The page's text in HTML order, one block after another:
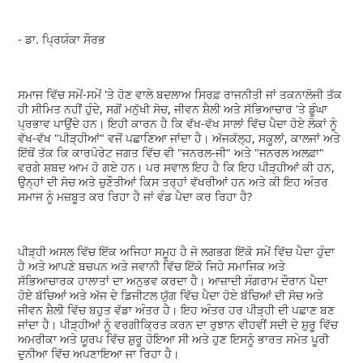
- ਡਾ. ਪ੍ਰਿਯੰਕਾ ਸੌਰਭ
ਸਮਾਜ ਵਿੱਚ ਸਮੇਂ-ਸਮੇਂ 'ਤੇ ਹੋਣ ਵਾਲੇ ਬਦਲਾਅ ਸਿਰਫ਼ ਰਾਜਨੀਤੀ ਜਾਂ ਤਕਨਾਲੋਜੀ ਤੱਕ
ਹੀ ਸੀਮਿਤ ਨਹੀਂ ਹੁੰਦੇ, ਸਗੋਂ ਮਨੁੱਖੀ ਸੋਚ, ਜੀਵਨ ਸ਼ੈਲੀ ਅਤੇ ਸੱਭਿਆਚਾਰ 'ਤੇ ਡੂੰਘਾ
ਪ੍ਰਭਾਵ ਪਾਉਂਦੇ ਹਨ। ਇਹੀ ਕਾਰਨ ਹੈ ਕਿ ਵੱਖ-ਵੱਖ ਸਾਲਾਂ ਵਿੱਚ ਪੈਦਾ ਹੋਏ ਲੋਕਾਂ ਨੂੰ
ਵੱਖ-ਵੱਖ "ਪੀੜ੍ਹੀਆਂ" ਵਜੋਂ ਪਛਾਣਿਆ ਜਾਂਦਾ ਹੈ। ਅੱਜਕੱਲ੍ਹ, ਸਕੂਲਾਂ, ਕਾਲਜਾਂ ਅਤੇ
ਇੱਥੋਂ ਤੱਕ ਕਿ ਕਾਰਪੋਰੇਟ ਜਗਤ ਵਿੱਚ ਵੀ "ਜਨਰਲ-ਜੀ" ਅਤੇ "ਜਨਰਲ ਅਲਫ਼ਾ"
ਵਰਗੇ ਸ਼ਬਦ ਆਮ ਹੋ ਗਏ ਹਨ। ਪਰ ਸਵਾਲ ਇਹ ਹੈ ਕਿ ਇਹ ਪੀੜ੍ਹੀਆਂ ਕੀ ਹਨ,
ਉਨ੍ਹਾਂ ਦੀ ਸੋਚ ਅਤੇ ਚੁਣੌਤੀਆਂ ਕਿਸ ਤਰ੍ਹਾਂ ਵੱਖਰੀਆਂ ਹਨ ਅਤੇ ਕੀ ਇਹ ਅੰਤਰ
ਸਮਾਜ ਨੂੰ ਮਜ਼ਬੂਤ ​​ਕਰ ਰਿਹਾ ਹੈ ਜਾਂ ਵੰਡ ਪੈਦਾ ਕਰ ਰਿਹਾ ਹੈ?
ਪੀੜ੍ਹੀ ਅਸਲ ਵਿੱਚ ਇੱਕ ਅਜਿਹਾ ਸਮੂਹ ਹੈ ਜੋ ਲਗਭਗ ਇੱਕੋ ਸਮੇਂ ਵਿੱਚ ਪੈਦਾ ਹੁੰਦਾ
ਹੈ ਅਤੇ ਆਪਣੇ ਬਚਪਨ ਅਤੇ ਜਵਾਨੀ ਵਿੱਚ ਇੱਕੋ ਜਿਹੇ ਸਮਾਜਿਕ ਅਤੇ
ਸੱਭਿਆਚਾਰਕ ਹਾਲਾਤਾਂ ਦਾ ਅਨੁਭਵ ਕਰਦਾ ਹੈ। ਆਜ਼ਾਦੀ ਸੰਗਰਾਮ ਦੌਰਾਨ ਪੈਦਾ
ਹੋਏ ਬੱਚਿਆਂ ਅਤੇ ਅੱਜ ਦੇ ਡਿਜੀਟਲ ਯੁੱਗ ਵਿੱਚ ਪੈਦਾ ਹੋਏ ਬੱਚਿਆਂ ਦੀ ਸੋਚ ਅਤੇ
ਜੀਵਨ ਸ਼ੈਲੀ ਵਿੱਚ ਬਹੁਤ ਵੱਡਾ ਅੰਤਰ ਹੈ। ਇਹ ਅੰਤਰ ਹਰ ਪੀੜ੍ਹੀ ਦੀ ਪਛਾਣ ਬਣ
ਜਾਂਦਾ ਹੈ। ਪੀੜ੍ਹੀਆਂ ਨੂੰ ਵਰਗੀਕ੍ਰਿਤ ਕਰਨ ਦਾ ਰੁਝਾਨ ਵੀਹਵੀਂ ਸਦੀ ਦੇ ਸ਼ੁਰੂ ਵਿੱਚ
ਅਮਰੀਕਾ ਅਤੇ ਯੂਰਪ ਵਿੱਚ ਸ਼ੁਰੂ ਹੋਇਆ ਸੀ ਅਤੇ ਹੁਣ ਇਸਨੂੰ ਭਾਰਤ ਸਮੇਤ ਪੂਰੀ
ਦੁਨੀਆ ਵਿੱਚ ਅਪਣਾਇਆ ਜਾ ਰਿਹਾ ਹੈ।